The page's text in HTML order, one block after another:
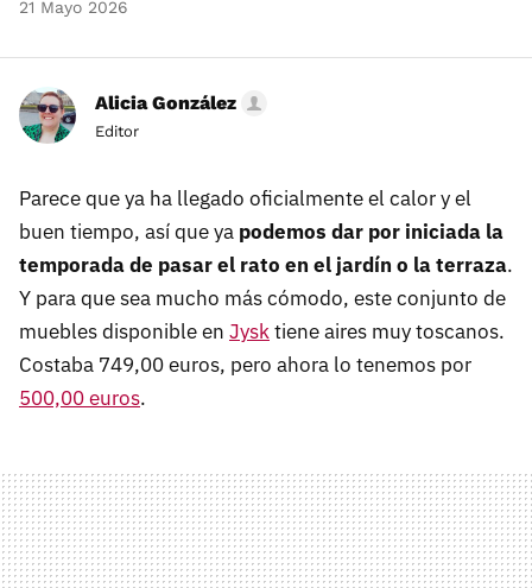
21 Mayo 2026
Alicia González
Editor
Parece que ya ha llegado oficialmente el calor y el
buen tiempo, así que ya podemos dar por iniciada la
temporada de pasar el rato en el jardín o la terraza.
Y para que sea mucho más cómodo, este conjunto de
muebles disponible en Jysktiene aires muy toscanos.
Costaba 749,00 euros, pero ahora lo tenemos por
500,00 euros.